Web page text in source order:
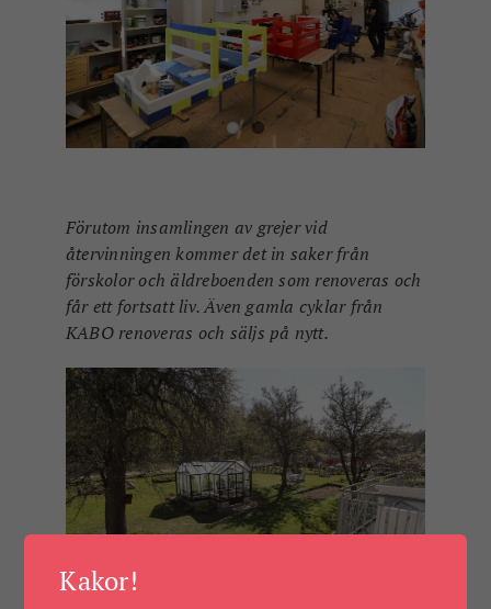
Förutom insamlingen av grejer vid
återvinningen kommer det in saker från
förskolor och äldreboenden som renoveras och
får ett fortsatt liv. Även gamla cyklar från
KABO renoveras och säljs på nytt.
Kakor!